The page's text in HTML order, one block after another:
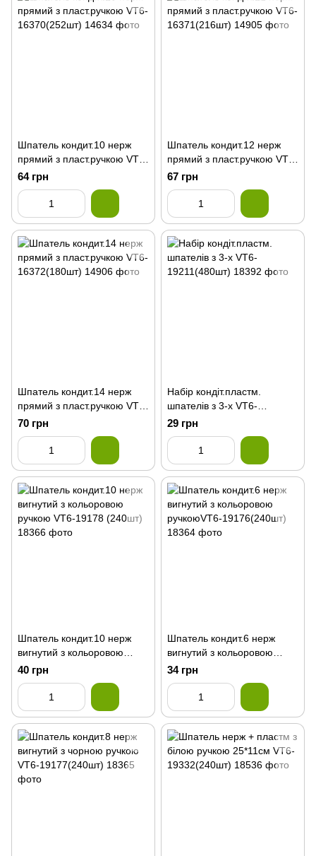
Шпатель кондит.10 нерж
прямий з пласт.ручкою VT6-
16370(252шт)
64 грн
Шпатель кондит.12 нерж
прямий з пласт.ручкою VT6-
16371(216шт)
67 грн
Шпатель кондит.14 нерж
прямий з пласт.ручкою VT6-
16372(180шт)
70 грн
Набір кондіт.пластм.
шпателів з 3-х VT6-
19211(480шт)
29 грн
Шпатель кондит.10 нерж
вигнутий з кольоровою
ручкою VT6-19178 (240шт)
40 грн
Шпатель кондит.6 нерж
вигнутий з кольоровою
ручкоюVT6-19176(240шт)
34 грн